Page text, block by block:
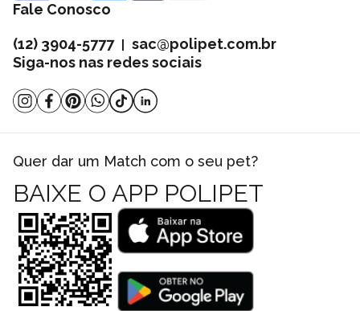
Fale Conosco
(12) 3904-5777| sac@polipet.com.br
Siga-nos nas redes sociais
Quer dar um Match com o seu pet?
BAIXE O APP POLIPET